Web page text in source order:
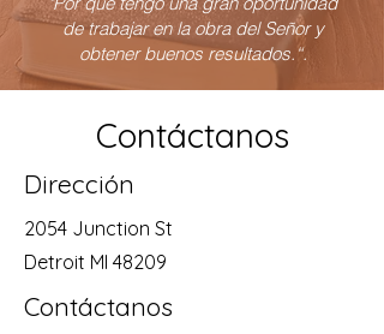
de trabajar en la obra del Señor y
obtener buenos resultados.“.
Contáctanos
Dirección
2054 Junction St
Detroit MI 48209
Contáctanos